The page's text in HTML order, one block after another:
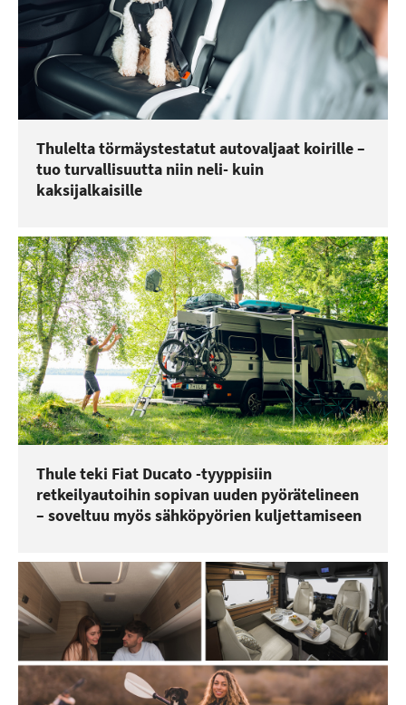
Thulelta törmäystestatut autovaljaat koirille –
tuo turvallisuutta niin neli- kuin
kaksijalkaisille
Thule teki Fiat Ducato -tyyppisiin
retkeilyautoihin sopivan uuden pyörätelineen
– soveltuu myös sähköpyörien kuljettamiseen